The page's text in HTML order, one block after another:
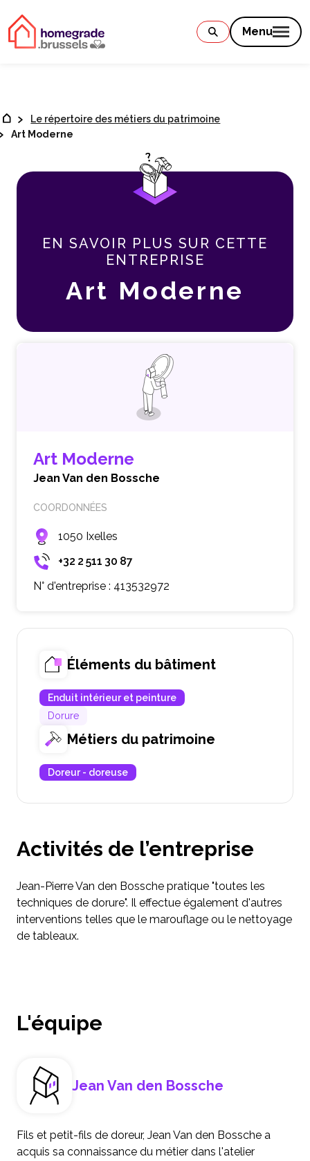
Menu
Le répertoire des métiers du patrimoine
Art Moderne
EN SAVOIR PLUS SUR CETTE
ENTREPRISE
Art Moderne
Art Moderne
Jean Van den Bossche
COORDONNÉES
1050 Ixelles
+32 2 511 30 87
N° d'entreprise : 413532972
Éléments du bâtiment
Enduit intérieur et peinture
Dorure
Métiers du patrimoine
Doreur - doreuse
Activités de l’entreprise
Jean-Pierre Van den Bossche pratique "toutes les
techniques de dorure". Il effectue également d'autres
interventions telles que le marouflage ou le nettoyage
de tableaux.
L'équipe
Jean Van den Bossche
Fils et petit-fils de doreur, Jean Van den Bossche a
acquis sa connaissance du métier dans l'atelier